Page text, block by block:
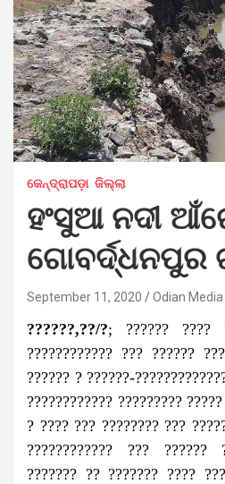
କେନ୍ଦ୍ରାପଡ଼ା ଜିଲ୍ଲା
ହଂସୁଆ ନଦୀ
ଗୋବର୍ଦ୍ଧନପୁର
September 11, 2020 Odian
??????,??/?; ?????? ????
???????????? ??? ??????
?????? ? ??????-
???????????? ?????????
? ???? ??? ???????? ???
???????????? ??? ??????
??????? ?? ??????? ????